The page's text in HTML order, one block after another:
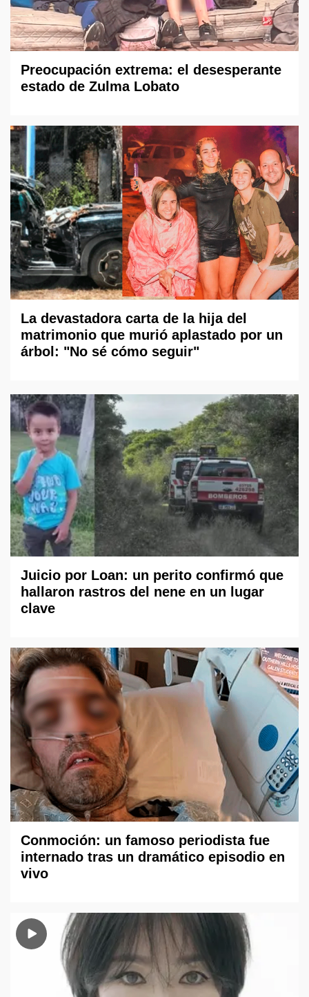
Preocupación extrema: el desesperante
estado de Zulma Lobato
La devastadora carta de la hija del
matrimonio que murió aplastado por un
árbol: "No sé cómo seguir"
Juicio por Loan: un perito confirmó que
hallaron rastros del nene en un lugar
clave
Conmoción: un famoso periodista fue
internado tras un dramático episodio en
vivo